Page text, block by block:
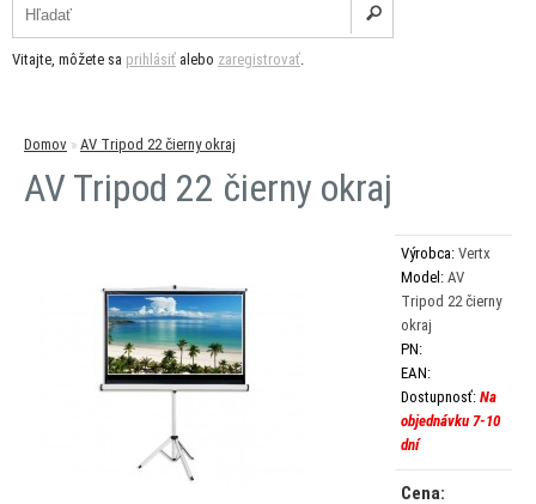
Vitajte, môžete sa prihlásiť alebo zaregistrovať.
Domov » AV Tripod 22 čierny okraj
AV Tripod 22 čierny okraj
Výrobca: Vertx
Model: AV
Tripod 22 čierny
okraj
PN:
EAN:
Dostupnosť: Na
objednávku 7-10
dní
Cena: